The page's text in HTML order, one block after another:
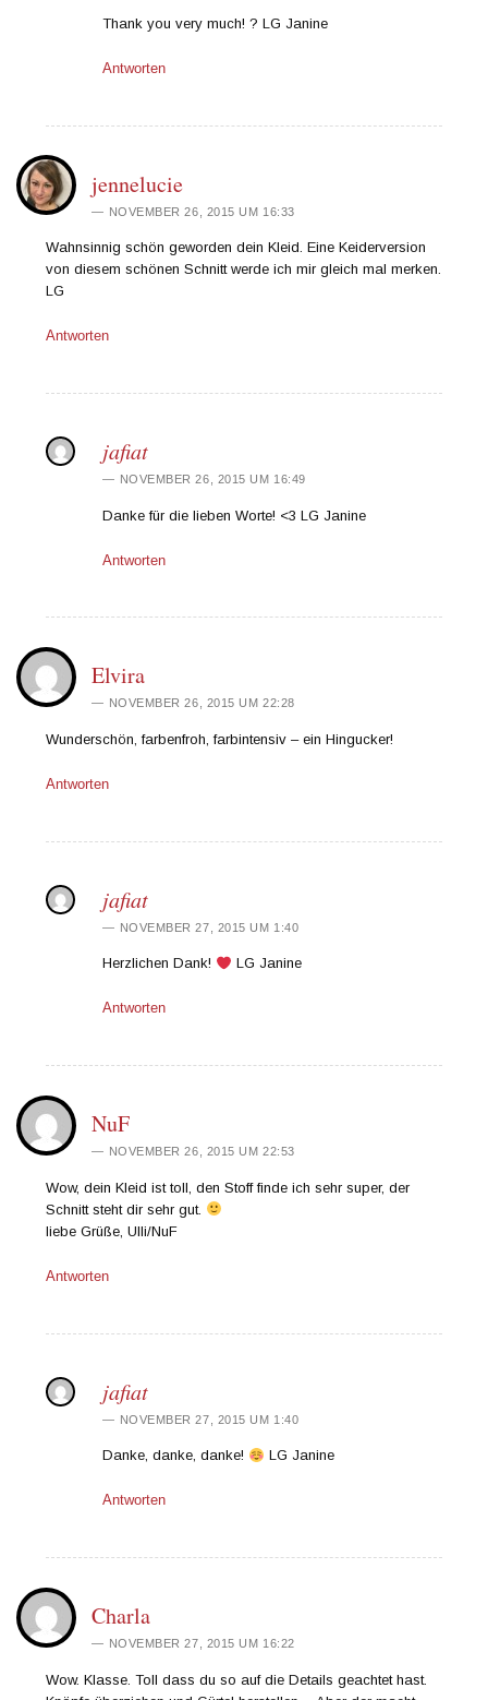
Thank you very much! ? LG Janine
Antworten
jennelucie
NOVEMBER 26, 2015 UM 16:33
Wahnsinnig schön geworden dein Kleid. Eine Keiderversion
von diesem schönen Schnitt werde ich mir gleich mal merken.
LG
Antworten
jafiat
NOVEMBER 26, 2015 UM 16:49
Danke für die lieben Worte! <3 LG Janine
Antworten
Elvira
NOVEMBER 26, 2015 UM 22:28
Wunderschön, farbenfroh, farbintensiv – ein Hingucker!
Antworten
jafiat
NOVEMBER 27, 2015 UM 1:40
Herzlichen Dank! LG Janine
Antworten
NuF
NOVEMBER 26, 2015 UM 22:53
Wow, dein Kleid ist toll, den Stoff finde ich sehr super, der
Schnitt steht dir sehr gut.
liebe Grüße, Ulli/NuF
Antworten
jafiat
NOVEMBER 27, 2015 UM 1:40
Danke, danke, danke! LG Janine
Antworten
Charla
NOVEMBER 27, 2015 UM 16:22
Wow. Klasse. Toll dass du so auf die Details geachtet hast.